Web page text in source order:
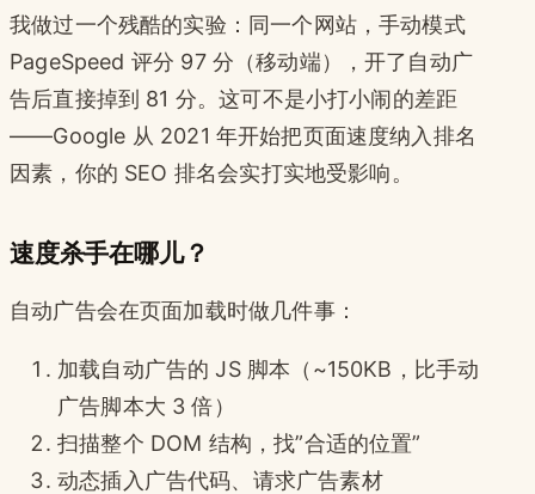
我做过一个残酷的实验：同一个网站，手动模式
PageSpeed 评分 97 分（移动端），开了自动广
告后直接掉到 81 分。这可不是小打小闹的差距
——Google 从 2021 年开始把页面速度纳入排名
因素，你的 SEO 排名会实打实地受影响。
速度杀手在哪儿？
自动广告会在页面加载时做几件事：
加载自动广告的 JS 脚本（~150KB，比手动
广告脚本大 3 倍）
扫描整个 DOM 结构，找”合适的位置”
动态插入广告代码、请求广告素材